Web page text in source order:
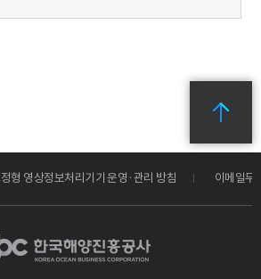
형 영상정보처리기기 운영·관리 방침 이메일무